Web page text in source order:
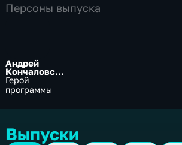
Персоны выпуска
Андрей
Кончаловски
й
Герой
программы
Выпуски